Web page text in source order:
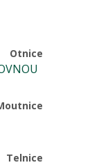
Otnice
Telnice